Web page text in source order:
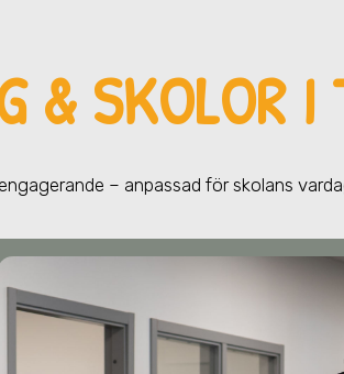
& SKOLOR I
– anpassad för skolans